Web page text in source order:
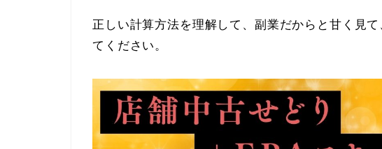
正しい計算方法を理解して、副業だからと甘く見
てください。